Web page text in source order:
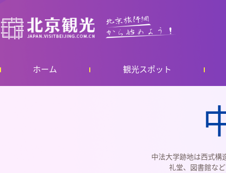
ホーム 観光スポット
中法大学跡地は西式構
礼堂、図書館な